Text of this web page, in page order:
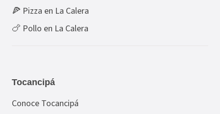
🍕 Pizza en La Calera
🍗 Pollo en La Calera
Tocancipá
Conoce Tocancipá